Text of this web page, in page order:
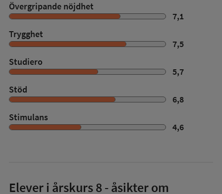
Övergripande nöjdhet
7,1
Trygghet
7,5
Studiero
5,7
Stöd
6,8
Stimulans
4,6
Elever i årskurs 8- åsikter om